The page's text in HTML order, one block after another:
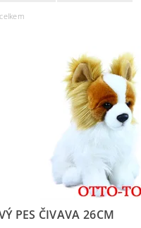
PES ČIVAVA 26CM